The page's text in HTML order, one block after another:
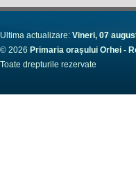
Ultima actualizare: Vineri, 07
© 2026 Primaria orașului Orhei -
Toate drepturile rezervate